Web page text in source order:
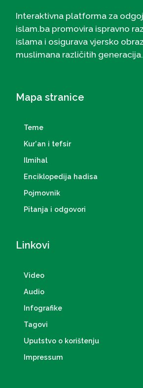
Interaktivna platforma za
islam.ba promovira ispravno
islama i osigurava vjersko
muslimana različitih generacija.
Mapa stranice
Teme
Kur'an i tefsir
Ilmihal
Enciklopedija hadisa
Pojmovnik
Pitanja i odgovori
Linkovi
Video
Audio
Infografike
Tagovi
Uputstvo o korištenju
Impressum